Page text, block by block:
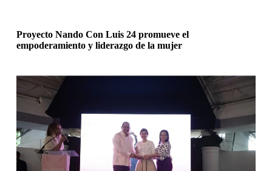
Proyecto Nando Con Luis 24 promueve el
empoderamiento y liderazgo de la mujer